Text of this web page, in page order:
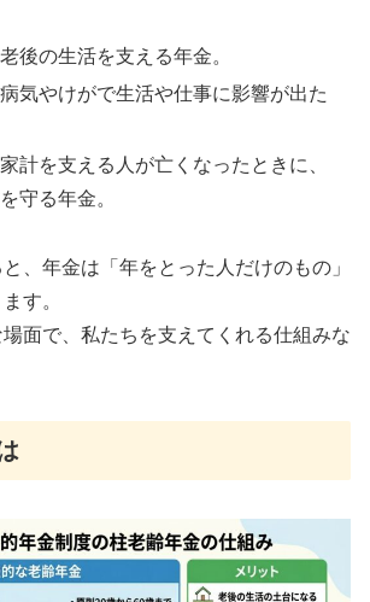
後の生活を支える年金。
気やけがで生活や仕事に影響が出た
計を支える人が亡くなったときに、
守る年金。
、年金は「年をとった人だけのもの」
す。
面で、私たちを支えてくれる仕組みな